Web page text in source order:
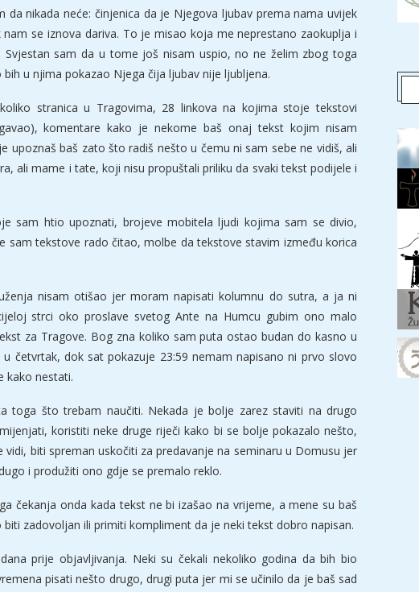
nikada neće: činjenica da je Njegova ljubav prema nama uvijek
se iznova dariva. To je misao koja me neprestano zaokuplja i
Svjestan sam da u tome još nisam uspio, no ne želim zbog toga
u njima pokazao Njega čija ljubav nije ljubljena.
stranica u Tragovima, 28 linkova na kojima stoje tekstovi
komentare kako je nekome baš onaj tekst kojim nisam
upoznaš baš zato što radiš nešto u čemu ni sam sebe ne vidiš, ali
ali mame i tate, koji nisu propuštali priliku da svaki tekst podijele i
sam htio upoznati, brojeve mobitela ljudi kojima sam se divio,
sam tekstove rado čitao, molbe da tekstove stavim između korica
nisam otišao jer moram napisati kolumnu do sutra, a ja ni
strci oko proslave svetog Ante na Humcu gubim ono malo
za Tragove. Bog zna koliko sam puta ostao budan do kasno u
četvrtak, dok sat pokazuje 23:59 nemam napisano ni prvo slovo
kako nestati.
toga što trebam naučiti. Nekada je bolje zarez staviti na drugo
koristiti neke druge riječi kako bi se bolje pokazalo nešto,
biti spreman uskočiti za predavanje na seminaru u Domusu jer
i produžiti ono gdje se premalo reklo.
čekanja onda kada tekst ne bi izašao na vrijeme, a mene su baš
zadovoljan ili primiti kompliment da je neki tekst dobro napisan.
prije objavljivanja. Neki su čekali nekoliko godina da bih bio
pisati nešto drugo, drugi puta jer mi se učinilo da je baš sad